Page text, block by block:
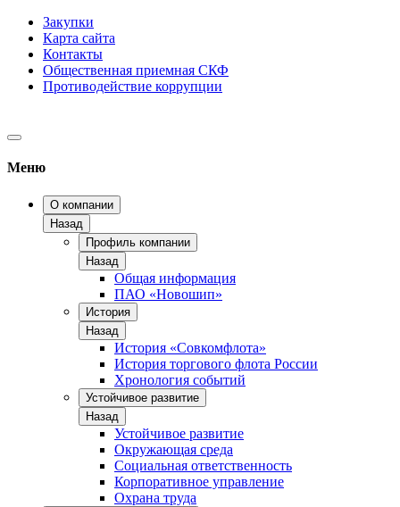
Закупки
Карта сайта
Контакты
Общественная приемная СКФ
Противодействие коррупции
Меню
О компании
Назад
Профиль компании
Назад
Общая информация
ПАО «Новошип»
История
Назад
История «Совкомфлота»
История торгового флота России
Хронология событий
Устойчивое развитие
Назад
Устойчивое развитие
Окружающая среда
Социальная ответственность
Корпоративное управление
Охрана труда